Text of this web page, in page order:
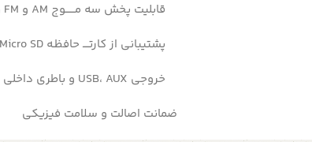
قابلیت پخش سه مــــــوج AM و FM و SW
پشتیبانی از کارتــــ حافظـه SD , Micro SD
خروجی USB، AUX و باطری داخلی شـارژی
ضمانت اصالت و سلامت فیزیکی